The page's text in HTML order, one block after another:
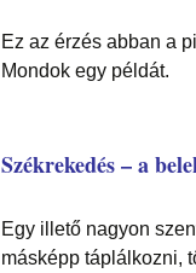
Ez az érzés abban a
Mondok egy példát.
Székrekedés – a
Egy illető nagyon
másképp táplálkozni,